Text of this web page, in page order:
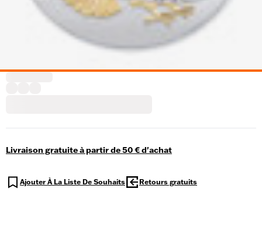
Livraison gratuite à partir de 50 € d'achat
Ajouter À La Liste De Souhaits Retours gratuits